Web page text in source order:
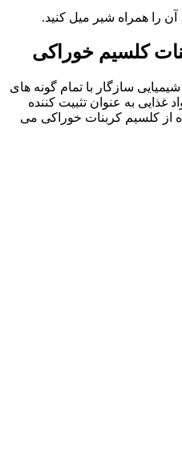
را همراه شیر میل کنید.
کلسیم خوراکی
سازگار با تمام گونه های
غذایی به عنوان تثبیت کننده
از کلسیم کربنات خوراکی می